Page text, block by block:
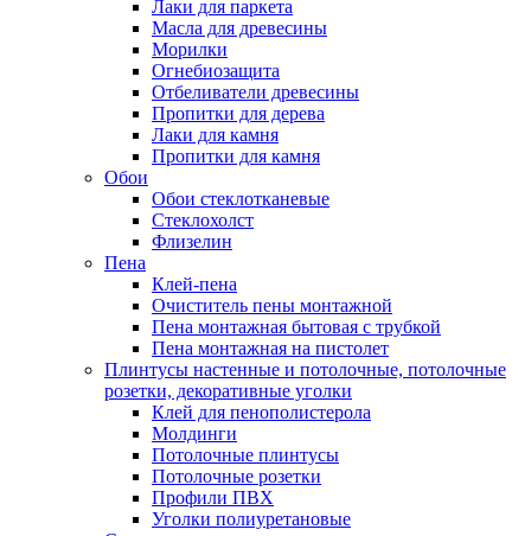
Лаки для паркета
Масла для древесины
Морилки
Огнебиозащита
Отбеливатели древесины
Пропитки для дерева
Лаки для камня
Пропитки для камня
Обои
Обои стеклотканевые
Стеклохолст
Флизелин
Пена
Клей-пена
Очиститель пены монтажной
Пена монтажная бытовая с трубкой
Пена монтажная на пистолет
Плинтусы настенные и потолочные, потолочные
розетки, декоративные уголки
Клей для пенополистерола
Молдинги
Потолочные плинтусы
Потолочные розетки
Профили ПВХ
Уголки полиуретановые